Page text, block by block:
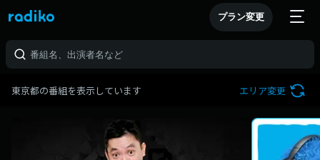
プラン変更
東京都の番組を表示しています エリア変更